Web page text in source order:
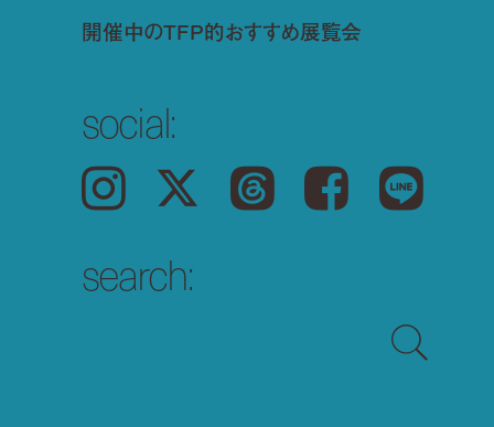
開催中のTFP的おすすめ展覧会
social:
Instagram 𝕏 Threads Facebook LINE
search: